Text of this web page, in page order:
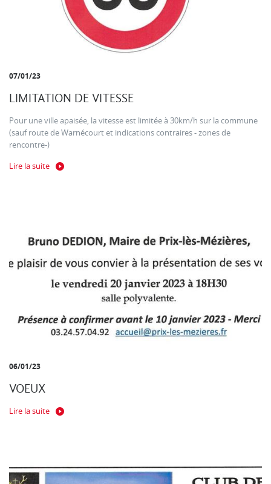
07/01/23
LIMITATION DE VITESSE
Pour une ville apaisée, la vitesse est limitée à 30km/h sur la commune
(sauf route de Warnécourt et indications contraires - zones de
rencontre-)
Lire la suite
06/01/23
VOEUX
Lire la suite